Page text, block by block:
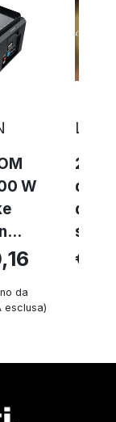
W
da
esclusa)
Le
2905
quick
€